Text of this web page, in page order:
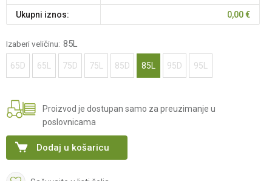
Ukupni iznos: 0,00€
Izaberi veličinu: 85L
65D 65L 75D 75L 85D 85L 95D 95L
Proizvod je dostupan samo za preuzimanje u
poslovnicama
Dodaj u košaricu